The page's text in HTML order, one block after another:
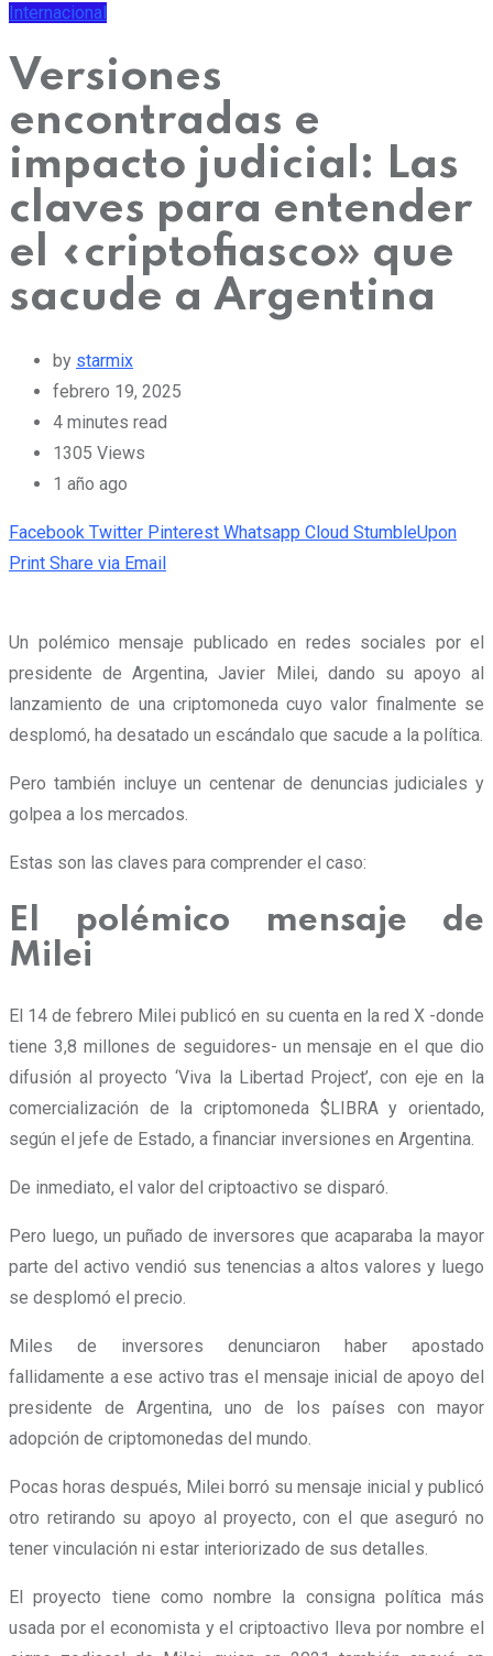
Internacional
Versiones
encontradas e
impacto judicial: Las
claves para entender
el «criptofiasco» que
sacude a Argentina
by starmix
febrero 19, 2025
4 minutes read
1305 Views
1 año ago
Facebook Twitter Pinterest Whatsapp Cloud StumbleUpon
Print Share via Email
Un polémico mensaje publicado en redes sociales por el
presidente de Argentina, Javier Milei, dando su apoyo al
lanzamiento de una criptomoneda cuyo valor finalmente se
desplomó, ha desatado un escándalo que sacude a la política.
Pero también incluye un centenar de denuncias judiciales y
golpea a los mercados.
Estas son las claves para comprender el caso:
El polémico mensaje de
Milei
El 14 de febrero Milei publicó en su cuenta en la red X -donde
tiene 3,8 millones de seguidores- un mensaje en el que dio
difusión al proyecto ‘Viva la Libertad Project’, con eje en la
comercialización de la criptomoneda $LIBRA y orientado,
según el jefe de Estado, a financiar inversiones en Argentina.
De inmediato, el valor del criptoactivo se disparó.
Pero luego, un puñado de inversores que acaparaba la mayor
parte del activo vendió sus tenencias a altos valores y luego
se desplomó el precio.
Miles de inversores denunciaron haber apostado
fallidamente a ese activo tras el mensaje inicial de apoyo del
presidente de Argentina, uno de los países con mayor
adopción de criptomonedas del mundo.
Pocas horas después, Milei borró su mensaje inicial y publicó
otro retirando su apoyo al proyecto, con el que aseguró no
tener vinculación ni estar interiorizado de sus detalles.
El proyecto tiene como nombre la consigna política más
usada por el economista y el criptoactivo lleva por nombre el